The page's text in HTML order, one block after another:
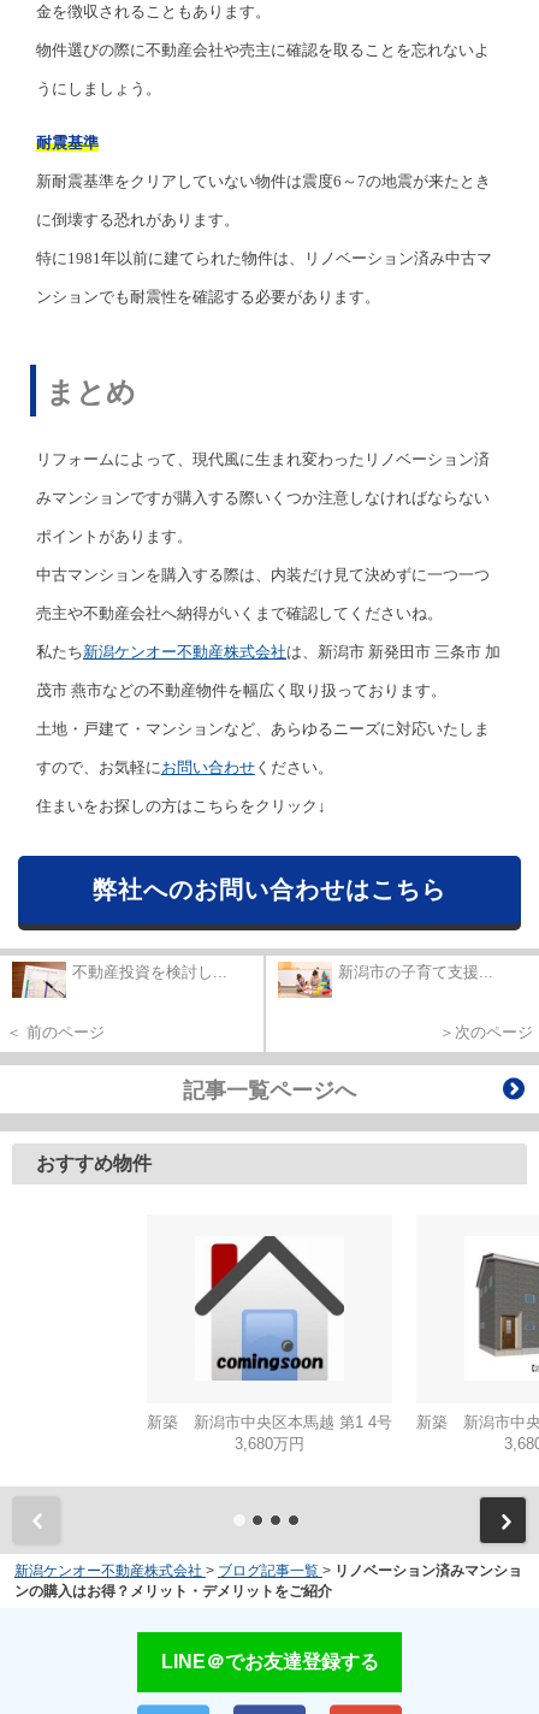
金を徴収されることもあります。
物件選びの際に不動産会社や売主に確認を取ることを忘れないよ
うにしましょう。
耐震基準
新耐震基準をクリアしていない物件は震度6～7の地震が来たとき
に倒壊する恐れがあります。
特に1981年以前に建てられた物件は、リノベーション済み中古マ
ンションでも耐震性を確認する必要があります。
まとめ
リフォームによって、現代風に生まれ変わったリノベーション済
みマンションですが購入する際いくつか注意しなければならない
ポイントがあります。
中古マンションを購入する際は、内装だけ見て決めずに一つ一つ
売主や不動産会社へ納得がいくまで確認してくださいね。
私たち新潟ケンオー不動産株式会社は、新潟市 新発田市 三条市 加
茂市 燕市などの不動産物件を幅広く取り扱っております。
土地・戸建て・マンションなど、あらゆるニーズに対応いたしま
すので、お気軽に お問い合わせ ください。
住まいをお探しの方はこちらをクリック↓
弊社へのお問い合わせはこちら
不動産投資を検討し...
＜ 前のページ
新潟市の子育て支援...
＞次のページ
記事一覧ページへ
おすすめ物件
新築 新潟市中央区本馬越 第1 4号
3,680万円
新築 新潟市中
新潟ケンオー不動産株式会社 > ブログ記事一覧 > リノベーション済みマンショ
ンの購入はお得？メリット・デメリットをご紹介
LINE＠でお友達登録する